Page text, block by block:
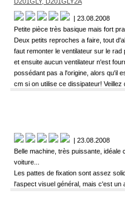
| 23.08.2008
Petite pièce très basique mais fort
Deux petits reproches a faire, tout
faut remonter le ventilateur sur le
et ensuite aucun ventilateur n'est
possédant pas a l'origine, alors qu'il
cm si on utilise ce dissipateur!
| 23.08.2008
Belle machine, très puissante, idéale
voiture...
Les pattes de fixation sont assez
l'aspect visuel général, mais c'est un